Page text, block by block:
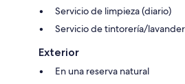
Servicio de limpieza (diario)
Servicio de tintorería/
Exterior
En una reserva natural